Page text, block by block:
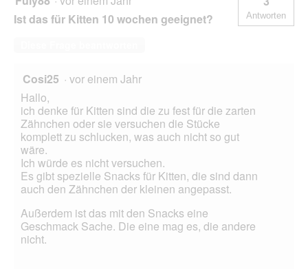
Ist das für Kitten 10 wochen geeignet?
Antworten
Cosi25 · vor einem Jahr
Hallo,
ich denke für Kitten sind die zu fest für die zarten
Zähnchen oder sie versuchen die Stücke
komplett zu schlucken, was auch nicht so gut
wäre.
Ich würde es nicht versuchen.
Es gibt spezielle Snacks für Kitten, die sind dann
auch den Zähnchen der kleinen angepasst.
Außerdem ist das mit den Snacks eine
Geschmack Sache. Die eine mag es, die andere
nicht.